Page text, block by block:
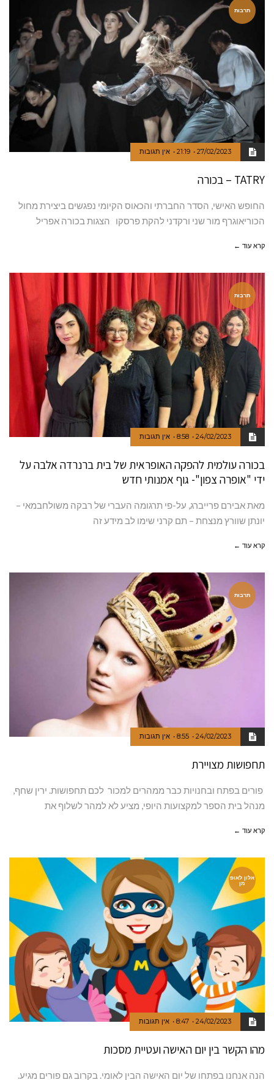
תרבות
27/02/2023
21:19 אין תגובות
TATRY – בכורה
החופש האישי, הסדר החברתי והכאוס הקיומי נפגשים ביצירת מחול
הכוריאוגרף מור שני ורקדני להקת פרסקו הצגות בכורה אפריל
קרא עוד ←
תרבות
24/02/2023
8:58 אין תגובות
בכורה עולמית להפקה האופראית של בית ברנרדה אלבה על
ידי "אופרה צפון"- גוף אמנותי חדש
מאת אבירם פרייברג, על-פי תרגומה העברי של רבקה משולחבמאי –
יונתן שוורץ מנצחת – תם קרני שימו לב מידע זה
קרא עוד ←
תרבות
24/02/2023
8:55 אין תגובות
תחפושות מצויירת
פורים בפתח ובחנויות כבר ממהרים למכור לכם תחפושות. ירין שחף,
מנהל בית הספר למקצועות היופי, מציע לא למהר לשלוף את
קרא עוד ←
אלון לאופ
מן
24/02/2023
8:47 אין תגובות
מהו הקשר בין יום האישה ועטיית מסכות
הנה אנחנו בפתחו של יום האישה הבין לאומי. בקרוב גם פורים מגיע.